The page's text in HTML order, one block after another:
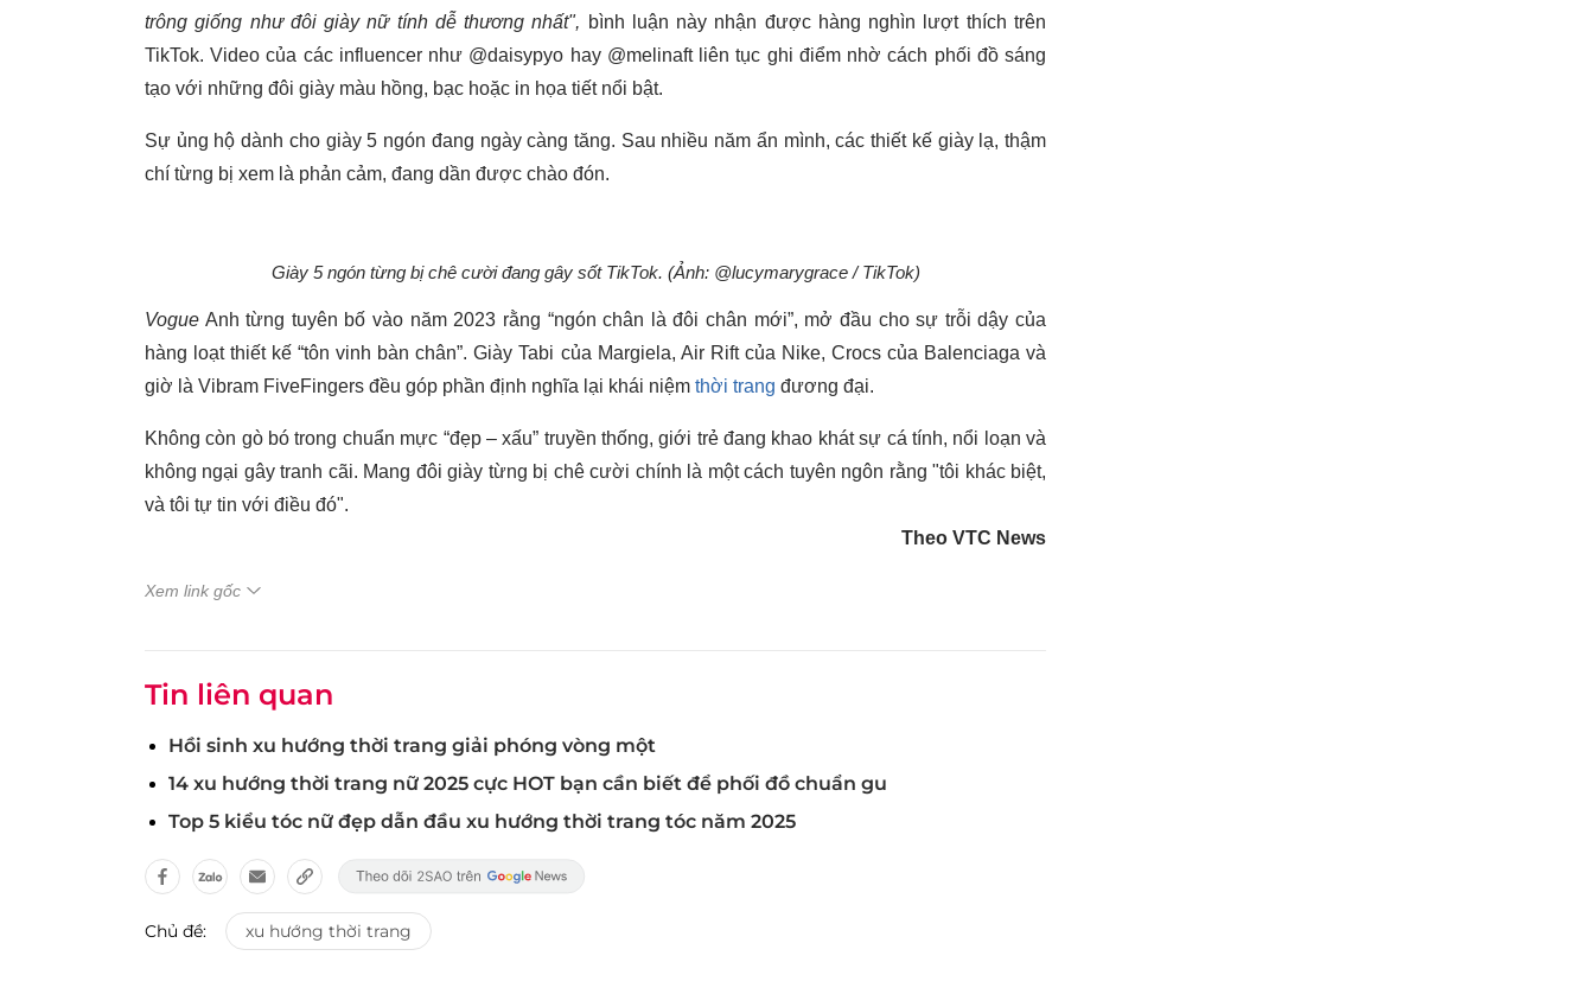
trông giống như đôi giày nữ tính dễ thương nhất", bình luận này nhận được hàng nghìn lượt thích trên
TikTok. Video của các influencer như @daisypyo hay @melinaft liên tục ghi điểm nhờ cách phối đồ sáng
tạo với những đôi giày màu hồng, bạc hoặc in họa tiết nổi bật.
Sự ủng hộ dành cho giày 5 ngón đang ngày càng tăng. Sau nhiều năm ẩn mình, các thiết kế giày lạ, thậm
chí từng bị xem là phản cảm, đang dần được chào đón.
Giày 5 ngón từng bị chê cười đang gây sốt TikTok. (Ảnh: @lucymarygrace / TikTok)
Vogue Anh từng tuyên bố vào năm 2023 rằng “ngón chân là đôi chân mới”, mở đầu cho sự trỗi dậy của
hàng loạt thiết kế “tôn vinh bàn chân”. Giày Tabi của Margiela, Air Rift của Nike, Crocs của Balenciaga và
giờ là Vibram FiveFingers đều góp phần định nghĩa lại khái niệm thời trang đương đại.
Không còn gò bó trong chuẩn mực “đẹp – xấu” truyền thống, giới trẻ đang khao khát sự cá tính, nổi loạn và
không ngại gây tranh cãi. Mang đôi giày từng bị chê cười chính là một cách tuyên ngôn rằng "tôi khác biệt,
và tôi tự tin với điều đó".
Theo VTC News
Xem link gốc
Tin liên quan
Hồi sinh xu hướng thời trang giải phóng vòng một
14 xu hướng thời trang nữ 2025 cực HOT bạn cần biết để phối đồ chuẩn gu
Top 5 kiểu tóc nữ đẹp dẫn đầu xu hướng thời trang tóc năm 2025
Chủ đề: xu hướng thời trang